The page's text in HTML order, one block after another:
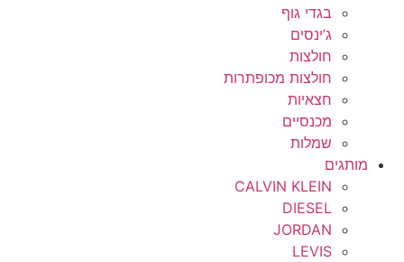
בגדי גוף
ג’ינסים
חולצות
חולצות מכופתרות
חצאיות
מכנסיים
שמלות
מותגים
CALVIN KLEIN
DIESEL
JORDAN
LEVIS